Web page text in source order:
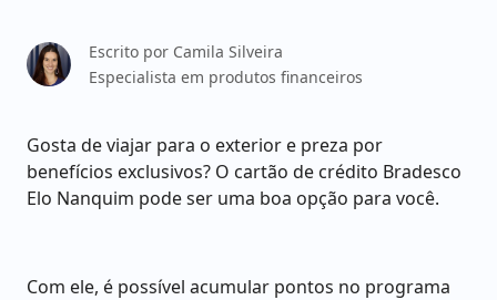
Escrito por Camila Silveira
Especialista em produtos financeiros
Gosta de viajar para o exterior e preza por
benefícios exclusivos? O cartão de crédito Bradesco
Elo Nanquim pode ser uma boa opção para você.
Com ele, é possível acumular pontos no programa